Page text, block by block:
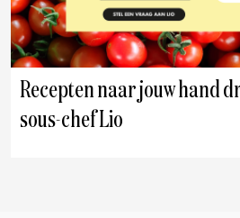
Recepten naar jouw hand
sous-chef Lio